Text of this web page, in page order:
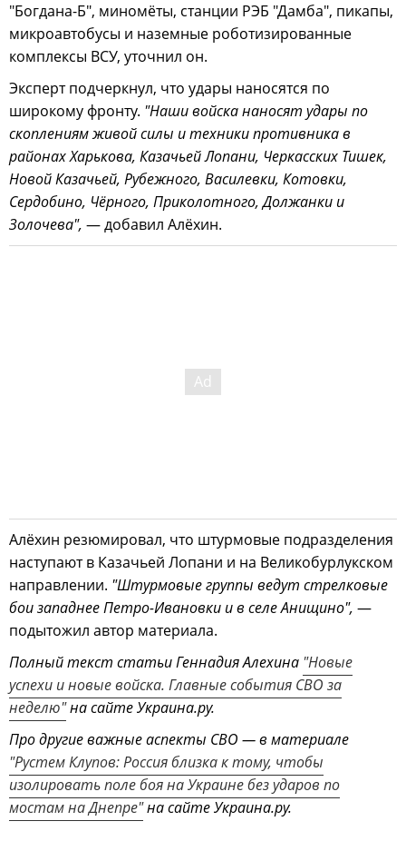
"Богдана-Б", миномёты, станции РЭБ "Дамба", пикапы,
микроавтобусы и наземные роботизированные
комплексы ВСУ, уточнил он.
Эксперт подчеркнул, что удары наносятся по
широкому фронту. "Наши войска наносят удары по
скоплениям живой силы и техники противника в
районах Харькова, Казачьей Лопани, Черкасских Тишек,
Новой Казачьей, Рубежного, Василевки, Котовки,
Сердобино, Чёрного, Приколотного, Должанки и
Золочева", — добавил Алёхин.
Алёхин резюмировал, что штурмовые подразделения
наступают в Казачьей Лопани и на Великобурлукском
направлении. "Штурмовые группы ведут стрелковые
бои западнее Петро-Ивановки и в селе Анищино", —
подытожил автор материала.
Полный текст статьи Геннадия Алехина "Новые
успехи и новые войска. Главные события СВО за
неделю"на сайте Украина.ру.
Про другие важные аспекты СВО — в материале
"Рустем Клупов: Россия близка к тому, чтобы
изолировать поле боя на Украине без ударов по
мостам на Днепре"на сайте Украина.ру.